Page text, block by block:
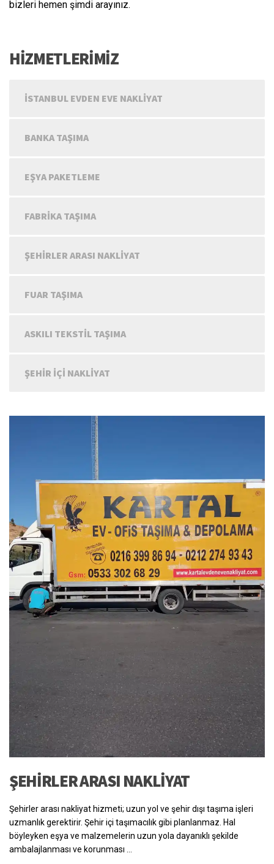
bizleri hemen şimdi arayınız.
HİZMETLERİMİZ
İSTANBUL EVDEN EVE NAKLIYAT
BANKA TAŞIMA
EŞYA PAKETLEME
FABRIKA TAŞIMA
ŞEHIRLER ARASI NAKLIYAT
FUAR TAŞIMA
ASKILI TEKSTIL TAŞIMA
ŞEHIR IÇI NAKLIYAT
ŞEHIRLER ARASI NAKLIYAT
Şehirler arası nakliyat hizmeti; uzun yol ve şehir dışı taşıma işleri
uzmanlık gerektirir. Şehir içi taşımacılık gibi planlanmaz. Hal
böyleyken eşya ve malzemelerin uzun yola dayanıklı şekilde
ambalajlanması ve korunması …